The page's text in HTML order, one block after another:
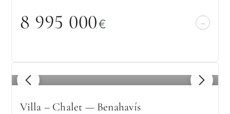
8 995 000€
1 / 8
Villa – Chalet — Benahavís